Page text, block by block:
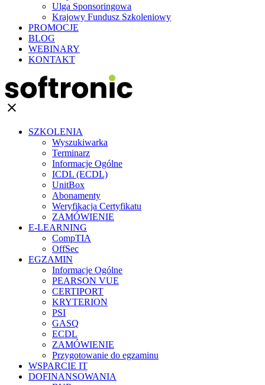
Ulga Sponsoringowa
Krajowy Fundusz Szkoleniowy
PROMOCJE
BLOG
WEBINARY
KONTAKT
clear
SZKOLENIA
Wyszukiwarka
Terminarz
Informacje Ogólne
ICDL (ECDL)
UnitBox
Abonamenty
Weryfikacja Certyfikatu
ZAMÓWIENIE
E-LEARNING
CompTIA
OffSec
EGZAMIN
Informacje Ogólne
PEARSON VUE
CERTIPORT
KRYTERION
PSI
GASQ
ECDL
ZAMÓWIENIE
Przygotowanie do egzaminu
WSPARCIE IT
DOFINANSOWANIA